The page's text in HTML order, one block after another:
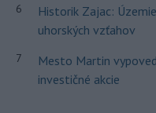
6
Historik Zajac:
uhorských vzťahov
7
Mesto Martin
investičné akcie